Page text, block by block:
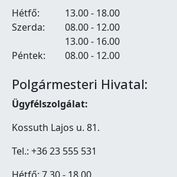
Hétfő:
13.00 - 18.00
Szerda:
08.00 - 12.00
13.00 - 16.00
Péntek:
08.00 - 12.00
Polgármesteri Hivatal:
Ügyfélszolgálat:
Kossuth Lajos u. 81.
Tel.: +36 23 555 531